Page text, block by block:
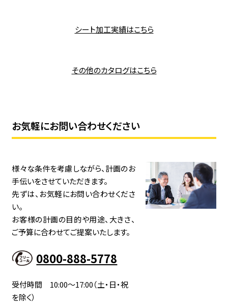
シート加工実績はこちら
その他のカタログはこちら
お気軽にお問い合わせください
様々な条件を考慮しながら、計画のお
手伝いをさせていただきます。
先ずは、お気軽にお問い合わせくださ
い。
お客様の計画の目的や用途、大きさ、
ご予算に合わせてご提案いたします。
0800-888-5778
受付時間 10:00～17:00（土・日・祝
を除く）